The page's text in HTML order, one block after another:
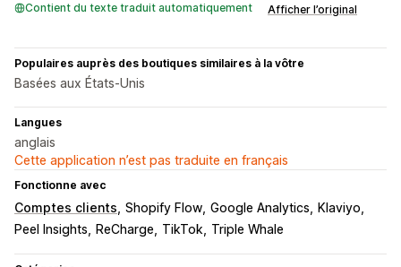
Contient du texte traduit automatiquement Afficher l’original
Populaires auprès des boutiques similaires à la vôtre
Basées aux États-Unis
Langues
anglais
Cette application n’est pas traduite en français
Fonctionne avec
Comptes clients Shopify Flow Google Analytics
Klaviyo
Peel Insights
ReCharge TikTok Triple Whale